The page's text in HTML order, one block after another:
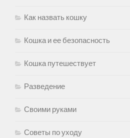
Как назвать кошку
Кошка и ее безопасность
Кошка путешествует
Разведение
Своими руками
Советы по уходу